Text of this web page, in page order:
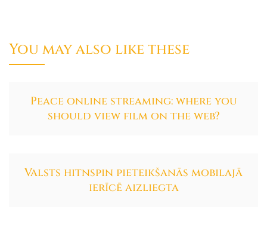
You may also like these
Peace online streaming: where you
should view film on the web?
Valsts hitnspin pieteikšanās mobilajā
ierīcē aizliegta